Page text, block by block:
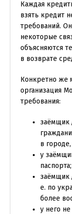
Каждая
взять кредит
требований.
некоторые
объясняются
в возврате
Конкретно же
организация
требования:
заёмщик
в
у
паспорта;
заёмщик
е. по
более
у него